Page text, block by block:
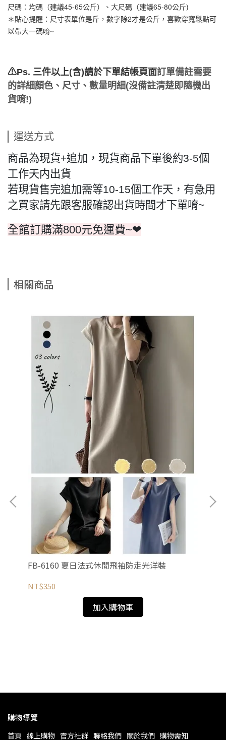
尺碼：均碼（建議45-65公斤）、大尺碼（建議65-80公斤)
＊貼心提醒：尺寸表單位是斤，數字除2才是公斤，喜歡穿寬鬆點可
以帶大一碼唷~
⚠Ps. 三件以上(含)請於下單結帳頁面訂單備註需要
的詳細顏色、尺寸、數量明細(沒備註清楚即隨機出
貨唷!)
運送方式
商品為現貨+追加，現貨商品下單後約3-5個
工作天内出貨
若現貨售完追加需等10-15個工作天，有急用
之買家請先跟客服確認出貨時間才下單唷~
全館訂購滿800元免運費~❤
相關商品
FB-6160 夏日法式休閒飛袖防走光洋裝
NT$350
加入購物車
購物導覽
首頁 線上購物 官方社群 聯絡我們 關於我們 購物需知